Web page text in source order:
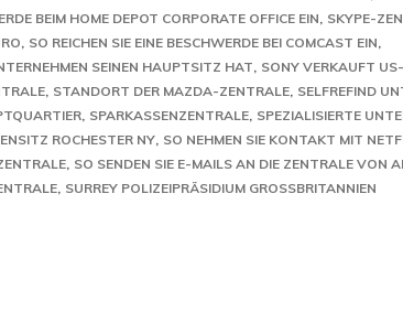
BEIM HOME DEPOT CORPORATE OFFICE EIN SKYPE-
SO REICHEN SIE EINE BESCHWERDE BEI COMCAST EIN
SEINEN HAUPTSITZ HAT SONY VERKAUFT
STANDORT DER MAZDA-ZENTRALE SELFREFIND
SPARKASSENZENTRALE SPEZIALISIERTE
ROCHESTER NY SO NEHMEN SIE KONTAKT MIT
SO SENDEN SIE E-MAILS AN DIE ZENTRALE VON
SURREY POLIZEIPRÄSIDIUM GROSSBRITANNIEN